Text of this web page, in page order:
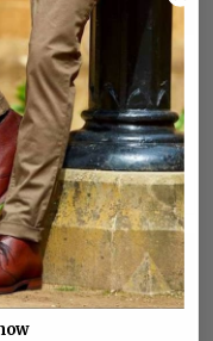
Tunstall 2 -
Grain
Monk Strap
$375.00
正
常
价
$500.00$500.00
$375.00